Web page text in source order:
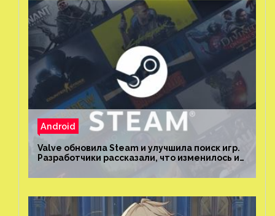
Android
Valve обновила Steam и улучшила поиск игр.
Разработчики рассказали, что изменилось и